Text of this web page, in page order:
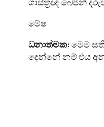
මේෂ
ධනාත්මක:මෙම
දෙන්නේ නම් එය